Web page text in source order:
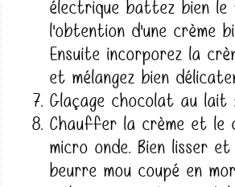
électrique battez bien
l'obtention d'une crème
Ensuite incorporez la
et mélangez bien
Glaçage chocolat au lait :
Chauffer la crème et le
micro onde. Bien lisser
beurre mou coupé en